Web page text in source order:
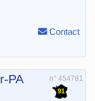
Contact
PA
n° 454781
91